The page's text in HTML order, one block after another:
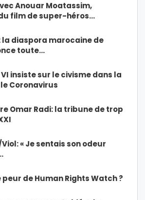
Anouar Moatassim,
film de super-héros…
la diaspora marocaine de
toute…
insiste sur le civisme dans la
Coronavirus
Omar Radi: la tribune de trop
« Je sentais son odeur
peur de Human Rights Watch ?